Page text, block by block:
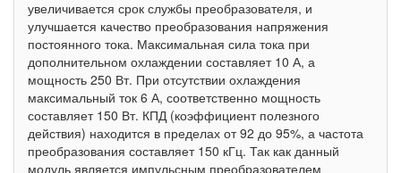
увеличивается срок службы преобразователя, и
улучшается качество преобразования напряжения
постоянного тока. Максимальная сила тока при
дополнительном охлаждении составляет 10 А, а
мощность 250 Вт. При отсутствии охлаждения
максимальный ток 6 А, соответственно мощность
составляет 150 Вт. КПД (коэффициент полезного
действия) находится в пределах от 92 до 95%, а частота
преобразования составляет 150 кГц. Так как данный
модуль является импульсным преобразователем